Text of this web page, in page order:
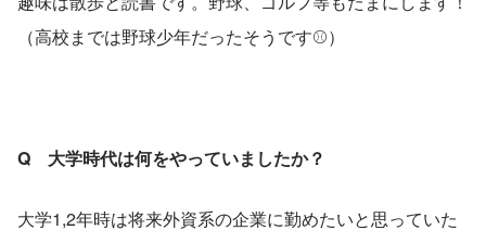
（高校までは野球少年だったそうです⚾）
Q　大学時代は何をやっていましたか？
大学1,2年時は将来外資系の企業に勤めたいと思っていた